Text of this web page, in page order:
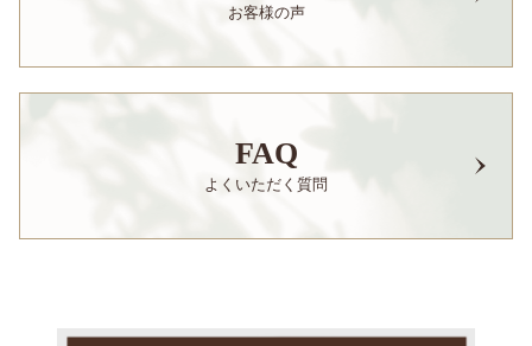
お客様の声
FAQ
よくいただく質問